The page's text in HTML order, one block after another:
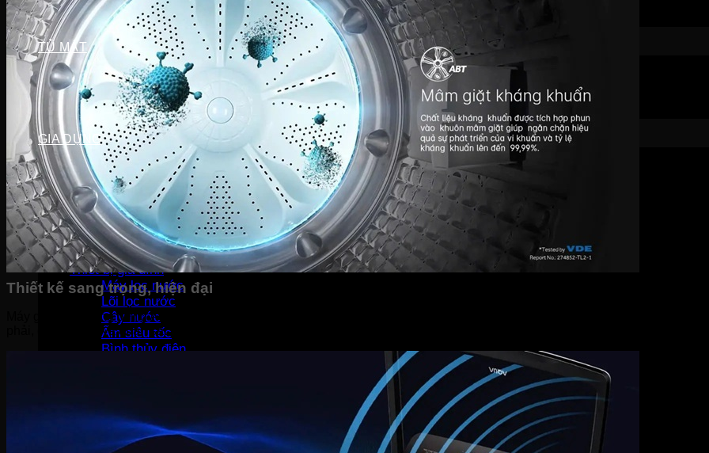
Tủ đông Darling
Tủ đông Hòa Phát
TỦ MÁT
Tủ mát Hòa Phát
Tủ mát Alaska
Tủ mát Sanaky
Tủ mát Darling
GIA DỤNG
Sản phẩm mùa vụ
Quạt điều hòa
Quạt điện
Máy hút ẩm
Đèn sưởi
Máy sưởi
Bình tắm nóng lạnh
Thiết bị gia đình
Máy lọc nước
Lõi lọc nước
Cây nước
Ấm siêu tốc
Bình thủy điện
Máy sấy tóc
Máy hút bụi
Máy tạo ẩm
Thiết kế sang trọng, hiện đại
Máy giặt Aqua lồng đứng AWM8-316K(B) sở hữu thiết kế sang trọng, hiện đại với màu bạc trang nhã, phù hợp với mọi
phải, dễ thao tác và quan sát. Nắp máy giặt làm bằng kính cường lực chịu lực tốt, hạn chế trầy xước và an toàn khi đóng mở.